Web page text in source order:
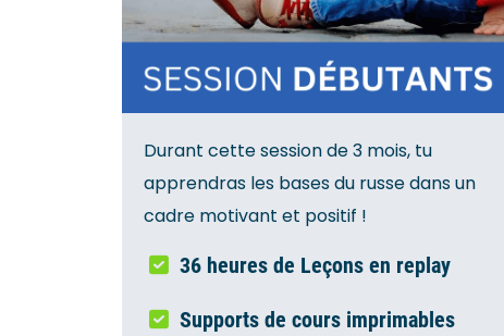
Durant cette session de 3 mois, tu
apprendras les bases du russe dans un
cadre motivant et positif !
36 heures de Leçons en replay
Supports de cours imprimables